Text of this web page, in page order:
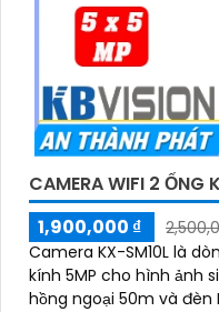
CAMERA WIFI 2 ỐNG
1,900,000 ₫
Camera KX-SM10L là
kính 5MP cho hình ảnh
hồng ngoại 50m và đèn